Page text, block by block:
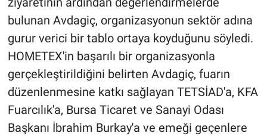
bulunan Avdagiç, organizasyonun sektör adına
gurur verici bir tablo ortaya koyduğunu söyledi.
HOMETEX'in başarılı bir organizasyonla
gerçekleştirildiğini belirten Avdagiç, fuarın
düzenlenmesine katkı sağlayan TETSİAD'a, KFA
Fuarcılık'a, Bursa Ticaret ve Sanayi Odası
Başkanı İbrahim Burkay'a ve emeği geçenlere